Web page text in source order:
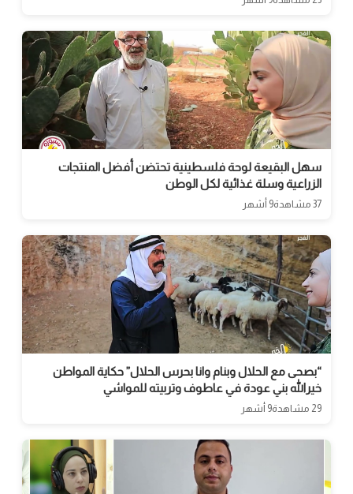
سهل البقيعة لوحة فلسطينية تحتضن أفضل المنتجات
الزراعية وسلة غذائية لكل الوطن
37 مشاهدة 9 أشهر
“بصحى مع الحلال وبنام وانا بحرس الحلال” حكاية المواطن
خيرالله بني عودة في عاطوف وتربيته للمواشي
29 مشاهدة 9 أشهر